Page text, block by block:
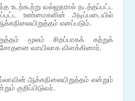
வல்லுநரால் நடத்தப்பட்ட
உண்மைகளின் அடிப்படையில்
எனப்படும்.
மூலம் சிறப்பாகக் கற்றுக்
வாயிலாக விளக்கினார்.
ஆக்கநிலையிறுத்தம் என்றும்
குறிப்பிடுவர்.